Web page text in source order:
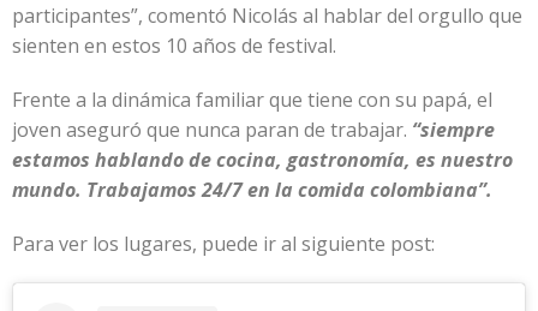
participantes”, comentó Nicolás al hablar del orgullo que
sienten en estos 10 años de festival.
Frente a la dinámica familiar que tiene con su papá, el
joven aseguró que nunca paran de trabajar. “siempre
estamos hablando de cocina, gastronomía, es nuestro
mundo. Trabajamos 24/7 en la comida colombiana”.
Para ver los lugares, puede ir al siguiente post: